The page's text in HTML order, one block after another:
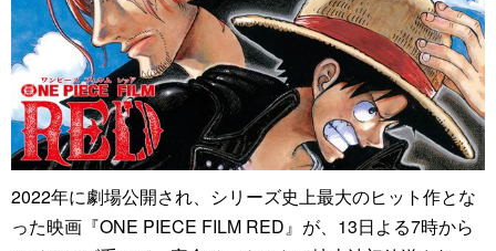
2022年に劇場公開され、シリーズ史上最大のヒット作とな
った映画『ONE PIECE FILM RED』が、13日よる7時から